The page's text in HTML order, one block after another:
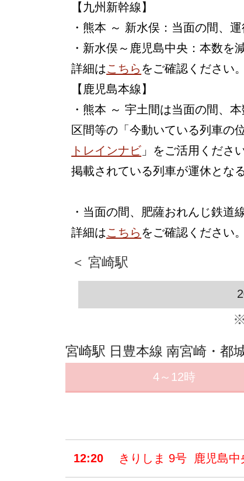
【九州新幹線】
・熊本 ～ 新水俣：当面の間、
・新水俣～鹿児島中央：本数を
詳細はこちら をご確認ください。
【鹿児島本線】
・熊本 ～ 宇土間は当面の間、
区間等の「今動いている列車の
トレインナビ 」をご活用ください
掲載されている列車が運休とな
・当面の間、肥薩おれんじ鉄道
詳細はこちら をご確認ください。
＜ 宮崎駅
宮崎駅 日豊本線 南宮崎・都
4～12時
12:20 きりしま 9号 鹿児島中